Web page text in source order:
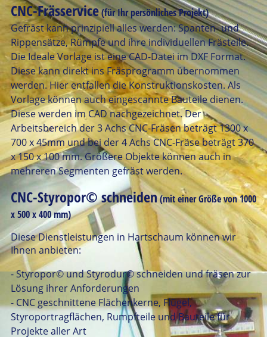
CNC-Frässervice(für Ihr persönliches Projekt)
Gefräst kann prinzipiell alles werden: Spanten- und
Rippensätze, Rümpfe und ihre individuellen Frästeile.
Die Ideale Vorlage ist eine CAD-Datei im DXF Format.
Diese kann direkt ins Fräsprogramm übernommen
werden. Hier entfallen die Konstruktionskosten. Als
Vorlage können auch eingescannte Bauteile dienen.
Diese werden im CAD nachgezeichnet. Der
Arbeitsbereich der 3 Achs CNC-Fräsen beträgt 1300 x
700 x 45mm und bei der 4 Achs CNC-Fräse beträgt 370
x 150 x 100 mm. Größere Objekte können auch in
mehreren Segmenten gefräst werden.
CNC-Styropor© schneiden(mit einer Größe von 1000
x 500 x 400 mm)
Diese Dienstleistungen in Hartschaum können wir
Ihnen anbieten:
- Styropor© und Styrodur© schneiden und fräsen zur
Lösung ihrer Anforderungen
- CNC geschnittene Flächenkerne, Flügel,
Styroportragflächen, Rumpfteile und Bauteile für
Projekte aller Art